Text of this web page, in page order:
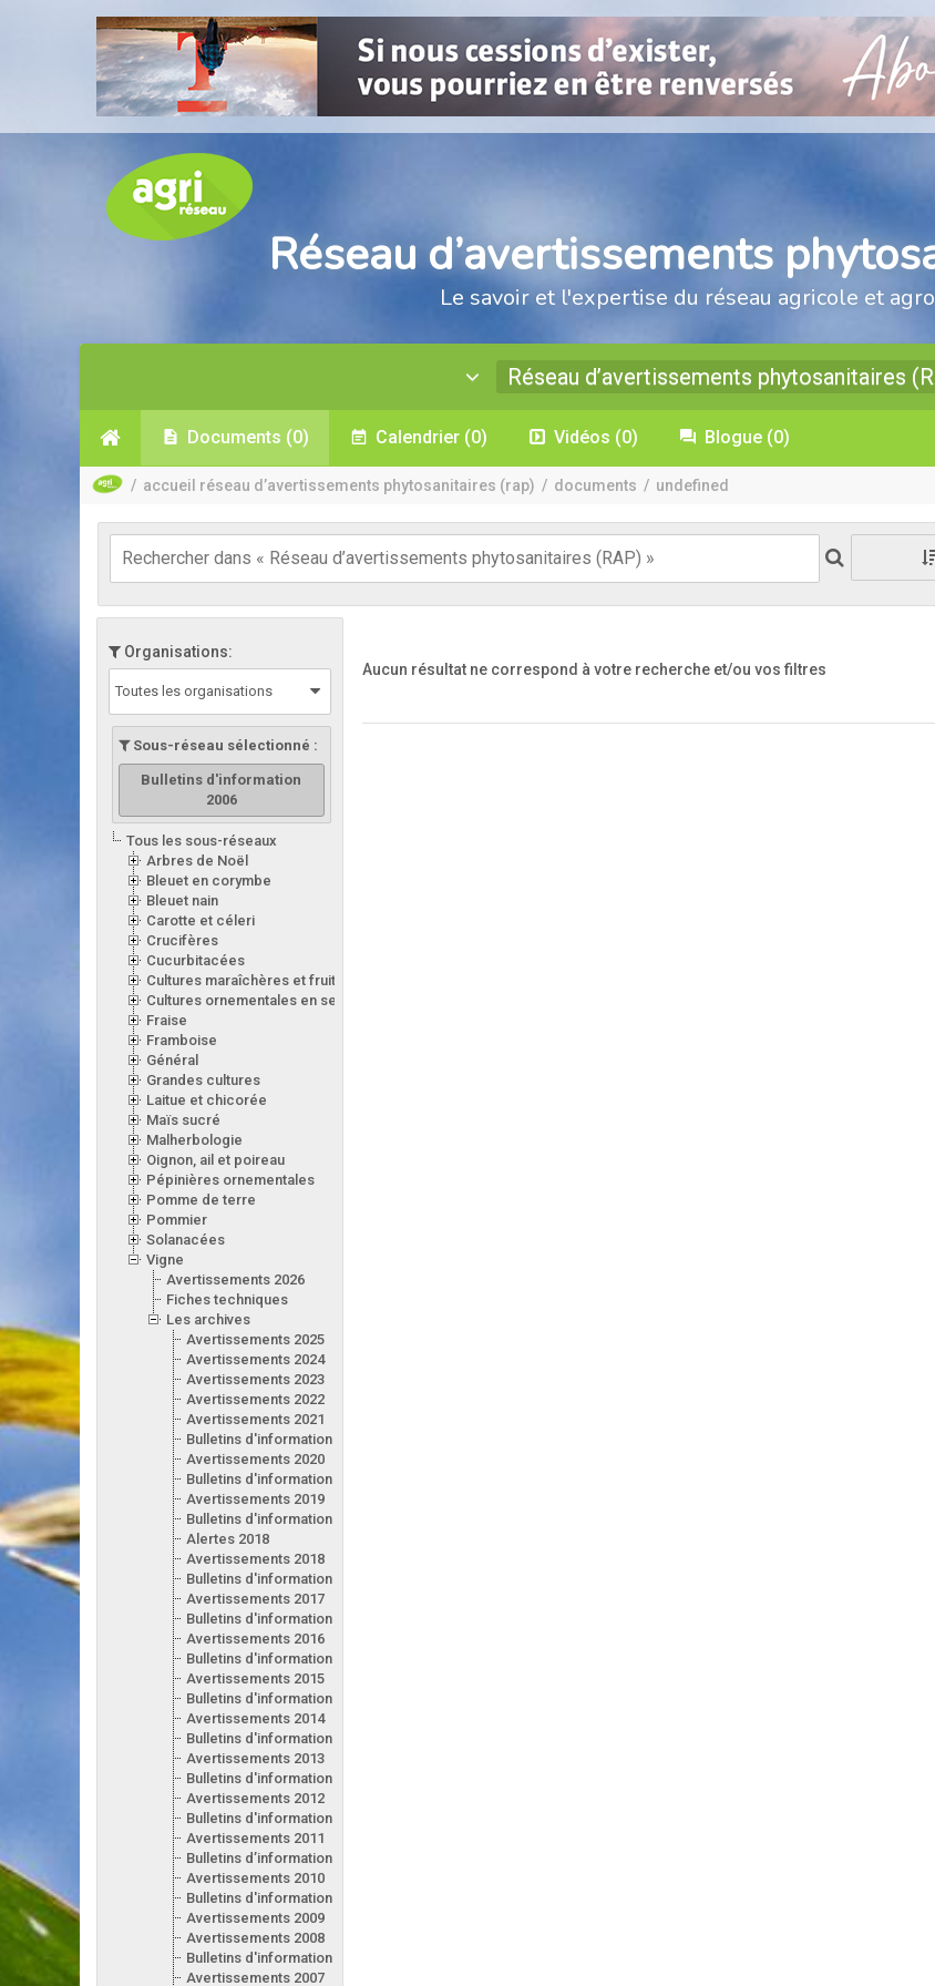
Réseau d’avertissements
Le savoir et l'expertise du réseau agricole et
Réseau d’avertissements phytosanitaires
Documents (0) Calendrier (0) Vidéos (0) Blogue (0)
/ accueil réseau d’avertissements phytosanitaires (rap) / documents / undefined
Organisations:
Toutes les organisations
Sous-réseau sélectionné :
Bulletins d'information
2006
Tous les sous-réseaux
Arbres de Noël
Bleuet en corymbe
Bleuet nain
Carotte et céleri
Crucifères
Cucurbitacées
Cultures maraîchères et fruitières en serre
Cultures ornementales en serre
Fraise
Framboise
Général
Grandes cultures
Laitue et chicorée
Maïs sucré
Malherbologie
Oignon, ail et poireau
Pépinières ornementales
Pomme de terre
Pommier
Solanacées
Vigne
Avertissements 2026
Fiches techniques
Les archives
Avertissements 2025
Avertissements 2024
Avertissements 2023
Avertissements 2022
Avertissements 2021
Bulletins d'information 2021
Avertissements 2020
Bulletins d'information 2020
Avertissements 2019
Bulletins d'information 2019
Alertes 2018
Avertissements 2018
Bulletins d'information 2018
Avertissements 2017
Bulletins d'information 2017
Avertissements 2016
Bulletins d'information 2016
Avertissements 2015
Bulletins d'information 2015
Avertissements 2014
Bulletins d'information 2014
Avertissements 2013
Bulletins d'information 2013
Avertissements 2012
Bulletins d'information 2012
Avertissements 2011
Bulletins d’information 2011
Avertissements 2010
Bulletins d'information 2010
Avertissements 2009
Avertissements 2008
Bulletins d'information 2008
Avertissements 2007
Aucun résultat ne correspond à votre recherche et/ou vos filtres